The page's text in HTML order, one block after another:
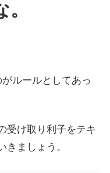
ルールとしてあっ
受け取り利子をテキ
きましょう。